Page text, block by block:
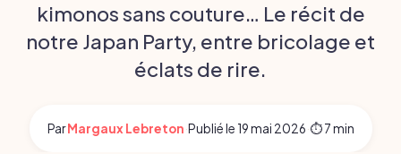
kimonos sans couture… Le récit de
notre Japan Party, entre bricolage et
éclats de rire.
ParMargaux Lebreton·Publié le 19 mai 2026·⏱ 7 min